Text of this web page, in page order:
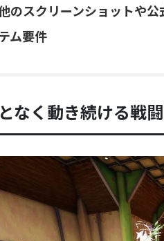
のスクリーンショットや公
ム要件
なく動き続ける戦